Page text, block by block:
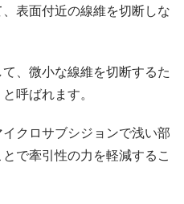
表面付近の線維を切断しな
、微小な線維を切断するた
呼ばれます。
クロサブシジョンで浅い部
で牽引性の力を軽減するこ